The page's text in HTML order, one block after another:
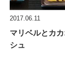
2017.06.11
マリベルとカ
シュ